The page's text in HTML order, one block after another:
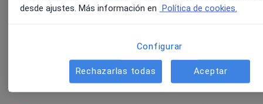
Cambios fiscales y laborales relevantes en 2025
Errores fiscales y laborales habituales y cómo resolverlos
Medidas fiscales para reducir la tributación
desde ajustes. Más información en Política de cookies.
Configurar
Rechazarlas todas Aceptar